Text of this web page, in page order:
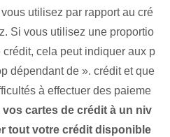
utilisez par rapport au cré
Si⁣ vous utilisez une proportio
cela peut indiquer aux p
dépendant de⁤ ». crédit ​et‌ que
à effectuer‍ des paieme
cartes de crédit à un niv
tout votre crédit disponible